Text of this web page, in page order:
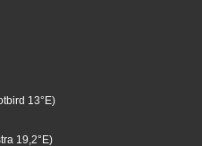
13°E)
19,2°E)